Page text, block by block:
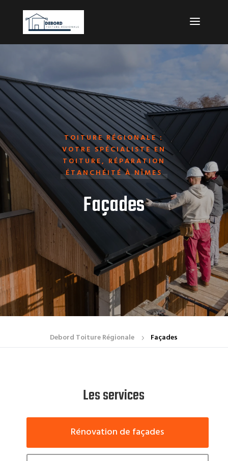
TOITURE RÉGIONALE :
VOTRE SPÉCIALISTE EN
TOITURE, RÉPARATION
ÉTANCHÉITÉ À NÎMES
Façades
Debord Toiture Régionale 5 Façades
Les services
Rénovation de façades